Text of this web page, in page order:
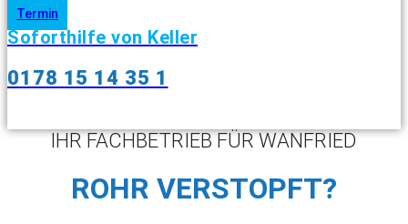
Termin
Soforthilfe von Keller
0178 15 14 35 1
IHR FACHBETRIEB FÜR WANFRIED
ROHR VERSTOPFT?